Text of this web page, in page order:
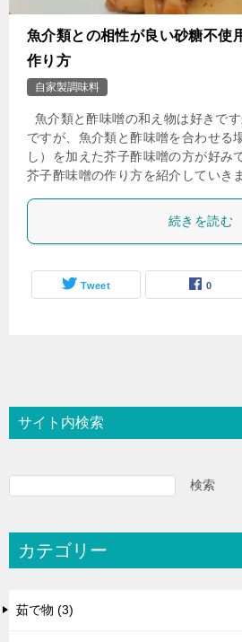
魚介類との相性が良い砂糖不使
作り方
自家製調味料
魚介類と酢味噌の和え物は好きで
ですが、魚介類と酢味噌を合わせる
し）を加えた芥子酢味噌の方が好み
芥子酢味噌の作り方を紹介していき
続きを読む
Tweet 0
サイト内検索
検索
カテゴリー
茹で物 (3)